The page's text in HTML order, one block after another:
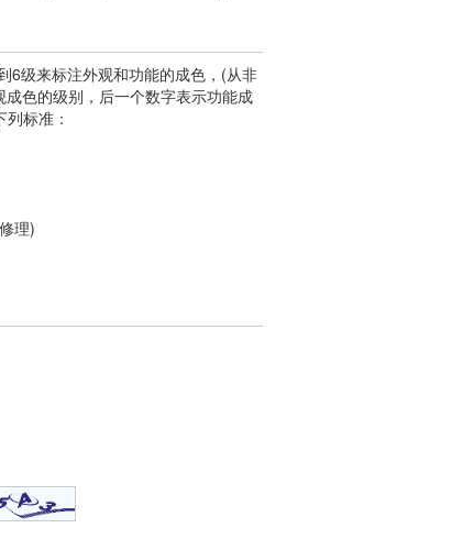
6级来标注外观和功能的成色，(从非
色的级别，后一个数字表示功能成
标准：
理)